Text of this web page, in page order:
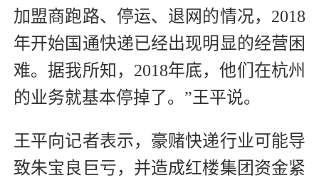
加盟商跑路、停运、退网的情况，2018
年开始国通快递已经出现明显的经营困
难。据我所知，2018年底，他们在杭州
的业务就基本停掉了。”王平说。
王平向记者表示，豪赌快递行业可能导
致朱宝良巨亏，并造成红楼集团资金紧